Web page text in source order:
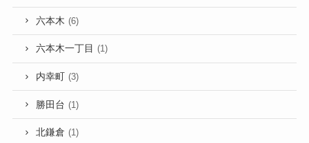
六本木 (6)
六本木一丁目 (1)
内幸町 (3)
勝田台 (1)
北鎌倉 (1)